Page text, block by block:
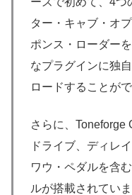
ター・キャブ・オ
ポンス・ローダー
なプラグインに独
ロードすることがで
さらに、Toneforge
ドライブ、ディレ
ワウ・ペダルを含
ルが搭載されてい